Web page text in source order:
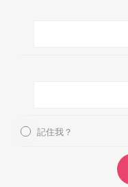
記住我？